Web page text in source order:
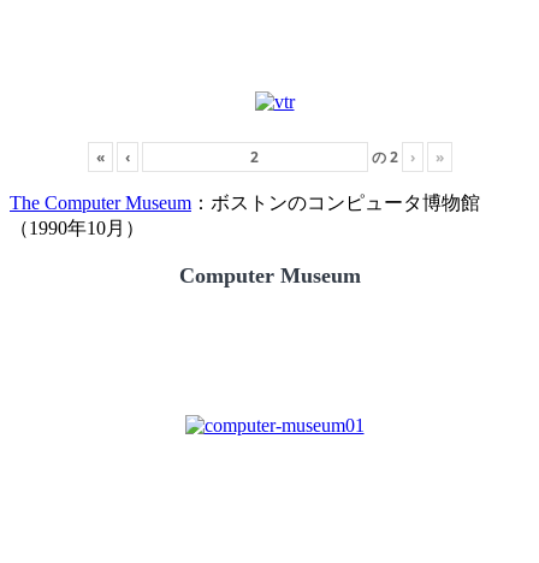
« ‹ の2 › »
The Computer Museum ：ボストンのコンピュータ博物館
（1990年10月）
Computer Museum